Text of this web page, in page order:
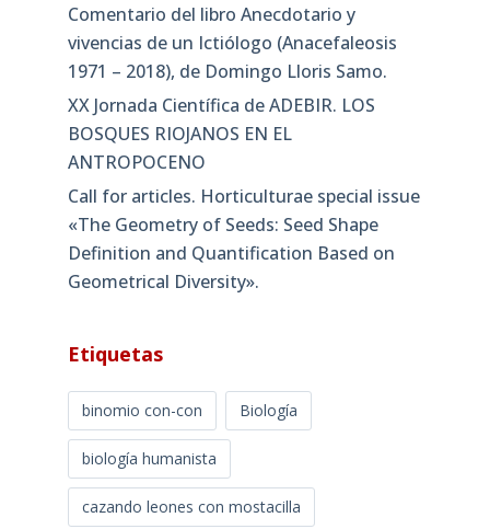
Comentario del libro Anecdotario y
vivencias de un Ictiólogo (Anacefaleosis
1971 – 2018), de Domingo Lloris Samo.
XX Jornada Científica de ADEBIR. LOS
BOSQUES RIOJANOS EN EL
ANTROPOCENO
Call for articles. Horticulturae special issue
«The Geometry of Seeds: Seed Shape
Definition and Quantification Based on
Geometrical Diversity»​.
Etiquetas
binomio con-con Biología
biología humanista
cazando leones con mostacilla